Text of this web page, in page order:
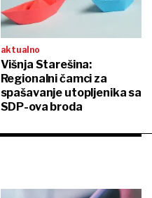
aktualno
Višnja Starešina:
Regionalni čamci za
spašavanje utopljenika sa
SDP-ova broda